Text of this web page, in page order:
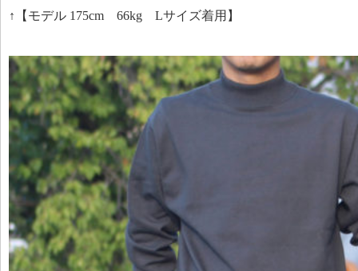
↑【モデル 175cm 66kg Lサイズ着用】